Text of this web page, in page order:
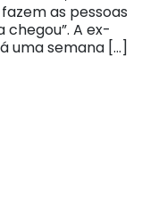
as pessoas
A ex-
uma semana […]